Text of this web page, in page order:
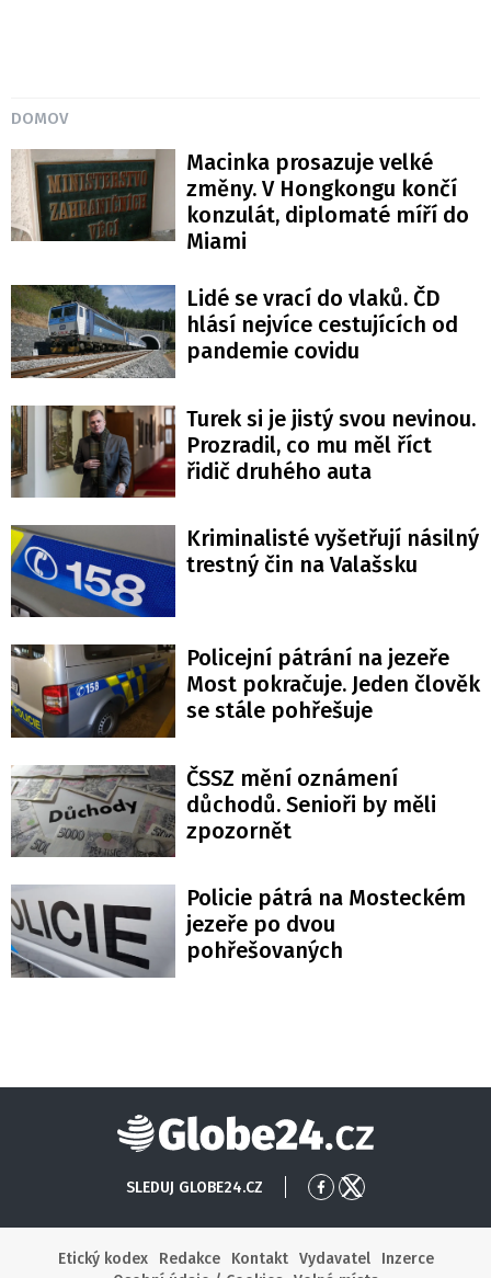
DOMOV
Macinka prosazuje velké
změny. V Hongkongu končí
konzulát, diplomaté míří do
Miami
Lidé se vrací do vlaků. ČD
hlásí nejvíce cestujících od
pandemie covidu
Turek si je jistý svou nevinou.
Prozradil, co mu měl říct
řidič druhého auta
Kriminalisté vyšetřují násilný
trestný čin na Valašsku
Policejní pátrání na jezeře
Most pokračuje. Jeden člověk
se stále pohřešuje
ČSSZ mění oznámení
důchodů. Senioři by měli
zpozornět
Policie pátrá na Mosteckém
jezeře po dvou
pohřešovaných
Globe24
SLEDUJ GLOBE24.CZ
Přejít
Facebook
Přejít
X
Etický kodex
Redakce Kontakt Vydavatel
Inzerce